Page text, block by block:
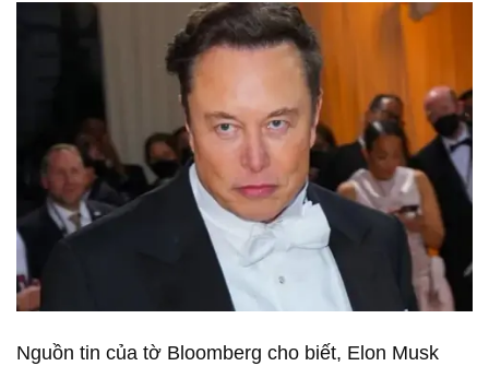
Nguồn tin của tờ Bloomberg cho biết, Elon Musk